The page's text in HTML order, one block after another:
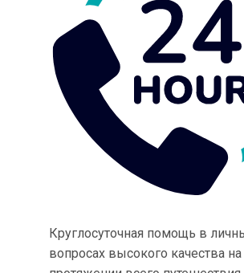
Круглосуточная помощь в
вопросах высокого качества на